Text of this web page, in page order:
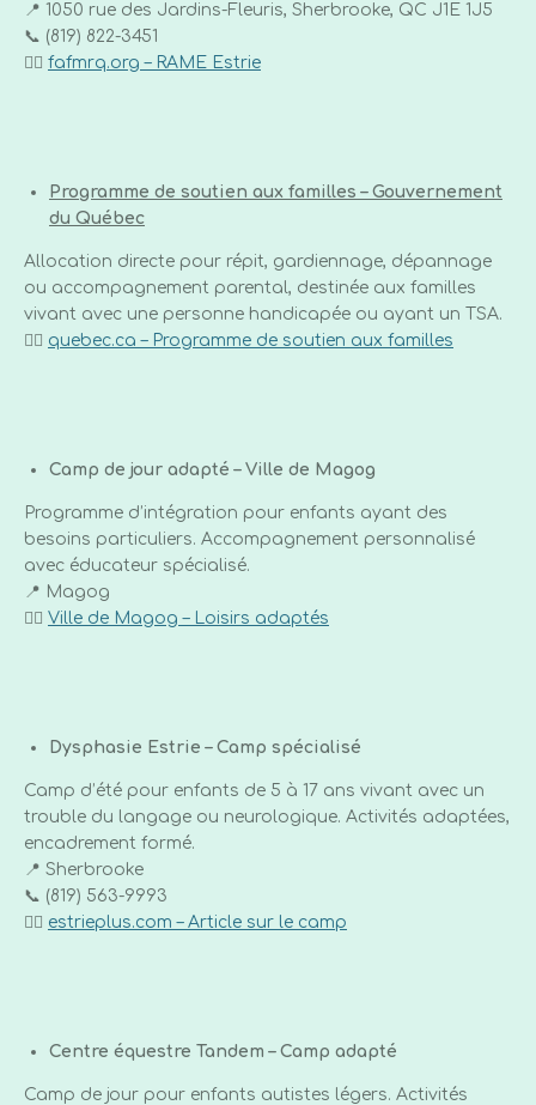
📍 1050 rue des Jardins-Fleuris, Sherbrooke, QC J1E 1J5
📞 (819) 822-3451
👉🏼 fafmrq.org – RAME Estrie
Programme de soutien aux familles – Gouvernement
du Québec
Allocation directe pour répit, gardiennage, dépannage
ou accompagnement parental, destinée aux familles
vivant avec une personne handicapée ou ayant un TSA.
👉🏼 quebec.ca – Programme de soutien aux familles
Camp de jour adapté – Ville de Magog
Programme d’intégration pour enfants ayant des
besoins particuliers. Accompagnement personnalisé
avec éducateur spécialisé.
📍 Magog
👉🏼 Ville de Magog – Loisirs adaptés
Dysphasie Estrie – Camp spécialisé
Camp d’été pour enfants de 5 à 17 ans vivant avec un
trouble du langage ou neurologique. Activités adaptées,
encadrement formé.
📍 Sherbrooke
📞 (819) 563-9993
👉🏼 estrieplus.com – Article sur le camp
Centre équestre Tandem – Camp adapté
Camp de jour pour enfants autistes légers. Activités